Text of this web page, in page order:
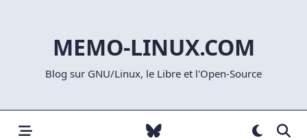
MEMO-LINUX.COM
Blog sur GNU/Linux, le Libre et l'Open-Source